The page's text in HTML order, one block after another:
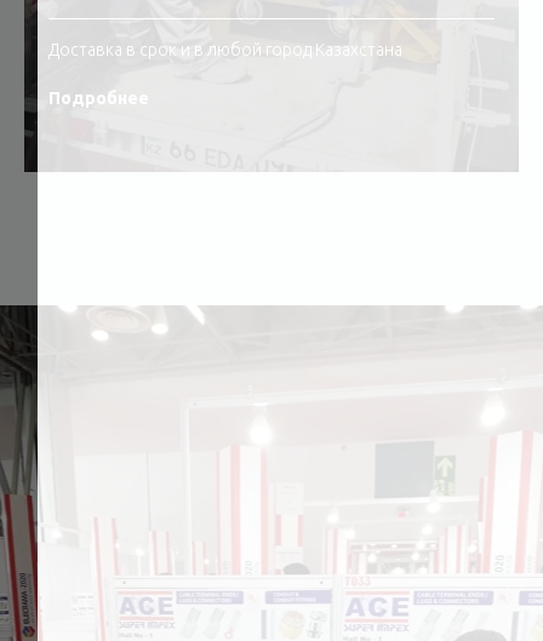
Доставка в срок и в любой город Казахстана
Подробнее